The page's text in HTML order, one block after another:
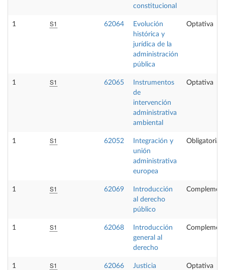
constitucional
1 S1 62064
Evolución
histórica y
jurídica de la
administración
pública
Optativa
1 S1 62065
Instrumentos
de
intervención
administrativa
ambiental
Optativa
1 S1 62052
Integración y
unión
administrativa
europea
Obligatoria
1 S1 62069
Introducción
al derecho
público
1 S1 62068
Introducción
general al
derecho
1 S1 62066
Justicia
Optativa